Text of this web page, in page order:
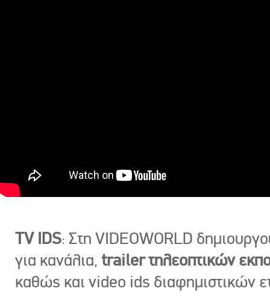
TV IDS: Στη VIDEOWORLD
για κανάλια, trailer τηλεοπτικών
καθώς και video ids διαφημιστικών